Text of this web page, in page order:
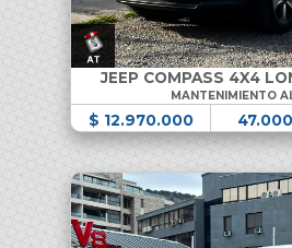
JEEP COMPASS 4X4
MANTENIMIENTO
$ 12.970.000